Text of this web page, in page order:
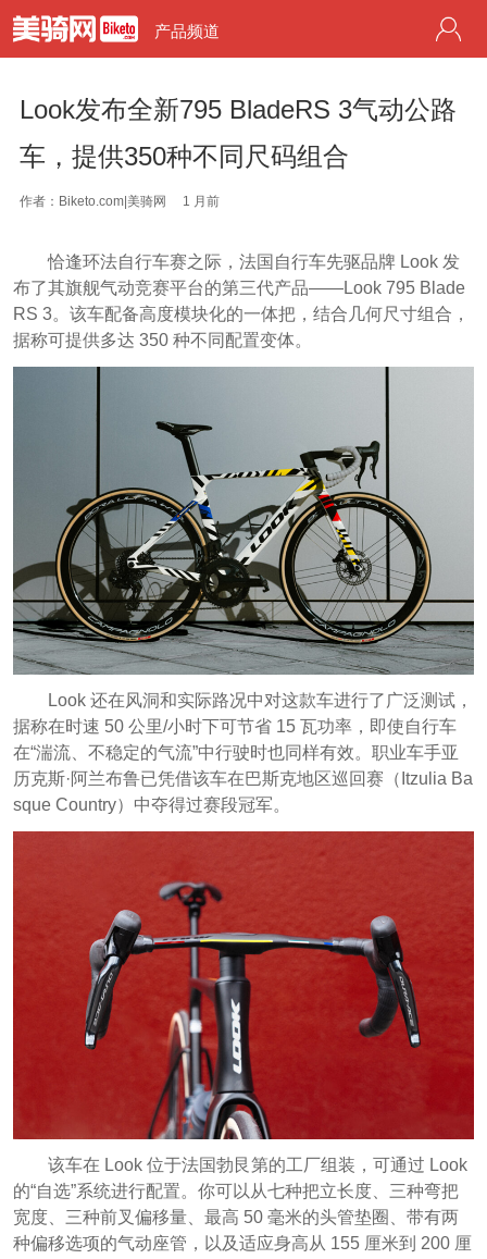
产品频道
Look发布全新795 BladeRS 3气动公路
车，提供350种不同尺码组合
作者：Biketo.com|美骑网 1 月前
恰逢环法自行车赛之际，法国自行车先驱品牌 Look 发
布了其旗舰气动竞赛平台的第三代产品——Look 795 Blade
RS 3。该车配备高度模块化的一体把，结合几何尺寸组合，
据称可提供多达 350 种不同配置变体。
Look 还在风洞和实际路况中对这款车进行了广泛测试，
据称在时速 50 公里/小时下可节省 15 瓦功率，即使自行车
在“湍流、不稳定的气流”中行驶时也同样有效。职业车手亚
历克斯·阿兰布鲁已凭借该车在巴斯克地区巡回赛（Itzulia Ba
sque Country）中夺得过赛段冠军。
该车在 Look 位于法国勃艮第的工厂组装，可通过 Look
的“自选”系统进行配置。你可以从七种把立长度、三种弯把
宽度、三种前叉偏移量、最高 50 毫米的头管垫圈、带有两
种偏移选项的气动座管，以及适应身高从 155 厘米到 200 厘